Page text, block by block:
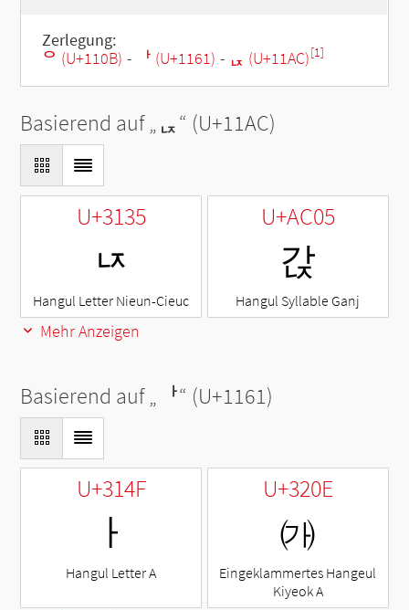
Zerlegung:
ᄋ (U+110B) - ᅡ (U+1161) - ᆬ (U+11AC)[1]
Basierend auf „ᆬ“ (U+11AC)
U+3135
ㄵ
Hangul Letter Nieun-Cieuc
U+AC05
갅
Hangul Syllable Ganj
Mehr Anzeigen
Basierend auf „ ᅡ“ (U+1161)
U+314F
ㅏ
Hangul Letter A
U+320E
㈎
Eingeklammertes Hangeul
Kiyeok A